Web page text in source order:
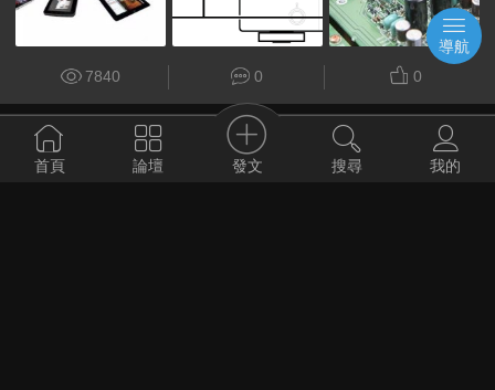
7840 0 0
精研編輯部
2015-3-26
#分享
首頁 論壇 發文 搜尋 我的
導航